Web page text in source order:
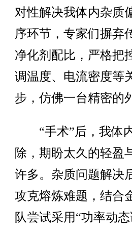
对性解决我体内杂质
序环节，专家们摒弃
净化剂配比，严格把
调温度、电流密度等
步，仿佛一台精密的
“手术”后，我体内
除，期盼太久的轻盈
许多。杂质问题解决
攻克熔炼难题，结合
队尝试采用“功率动